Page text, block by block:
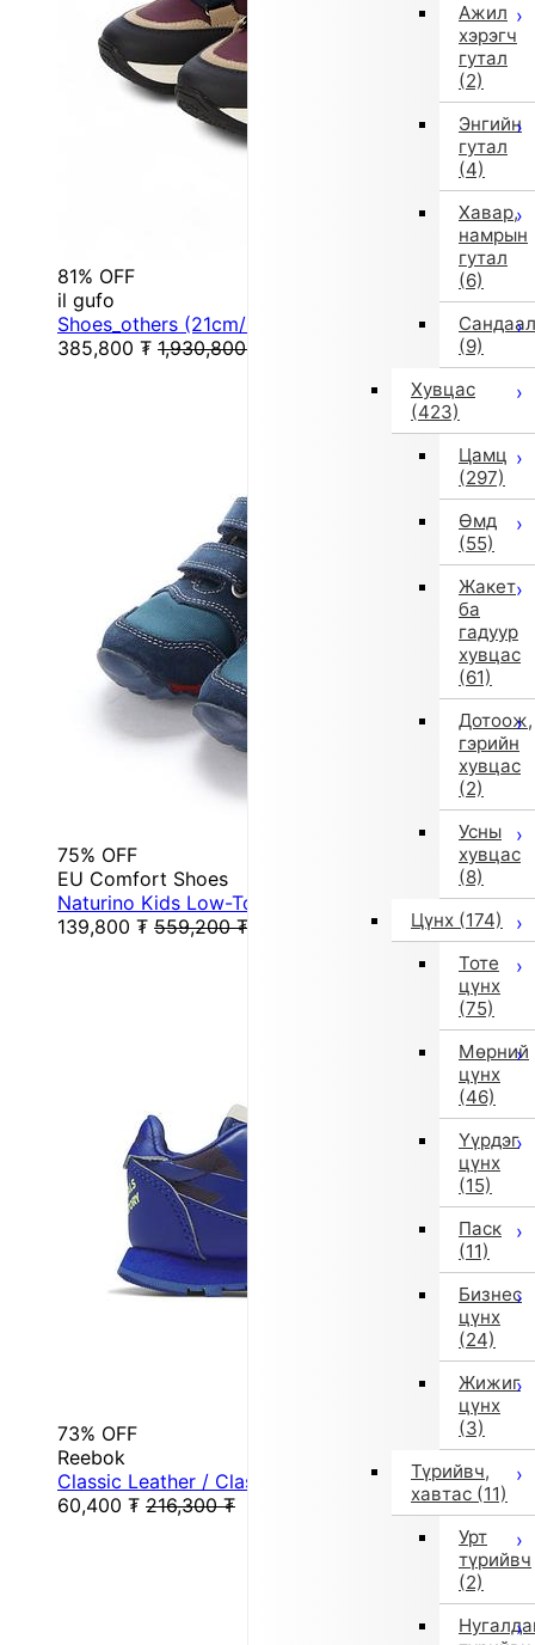
Ажил
хэрэгч
гутал
(2)
Энгийн
гутал
(4)
Хавар,
намрын
гутал
(6)
Сандаал
(9)
Хувцас
(423)
Цамц
(297)
Өмд
(55)
Жакет
ба
гадуур
хувцас
(61)
Дотоож,
гэрийн
хувцас
(2)
Усны
хувцас
(8)
Цүнх (174)
Тоте
цүнх
(75)
Мөрний
цүнх
(46)
Үүрдэг
цүнх
(15)
Паск
(11)
Бизнес
цүнх
(24)
Жижиг
цүнх
(3)
Түрийвч,
хавтас (11)
Урт
түрийвч
(2)
81% OFF
il gufo
Shoes_others (21cm/Multi-color)
385,800 ₮ 1,930,800
75% OFF
EU Comfort Shoes
Naturino Kids Low-Top Sneakers (Navy)
139,800 ₮ 559,200 ₮
73% OFF
Reebok
Classic Leather / Classic Leather Shoes (Cobalt)
60,400 ₮ 216,300 ₮